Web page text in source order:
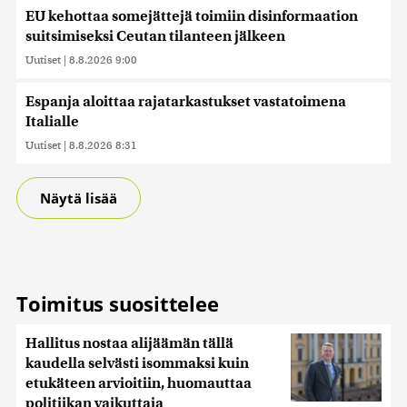
EU kehottaa somejättejä toimiin disinformaation
suitsimiseksi Ceutan tilanteen jälkeen
Uutiset | 8.8.2026 9:00
Espanja aloittaa rajatarkastukset vastatoimena
Italialle
Uutiset | 8.8.2026 8:31
Näytä lisää
Toimitus suosittelee
Hallitus nostaa alijäämän tällä
kaudella selvästi isommaksi kuin
etukäteen arvioitiin, huomauttaa